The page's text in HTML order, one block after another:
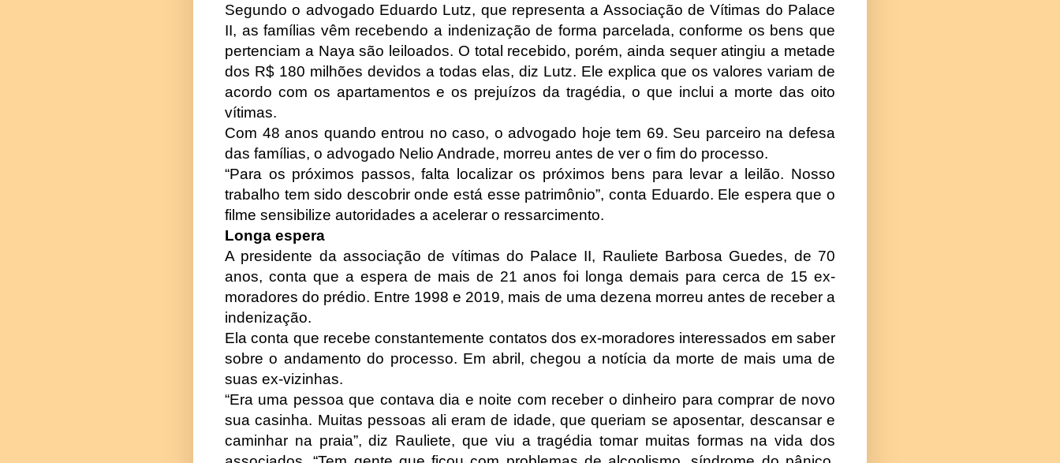
Segundo o advogado Eduardo Lutz, que representa a Associação de Vítimas do Palace
II, as famílias vêm recebendo a indenização de forma parcelada, conforme os bens que
pertenciam a Naya são leiloados. O total recebido, porém, ainda sequer atingiu a metade
dos R$ 180 milhões devidos a todas elas, diz Lutz. Ele explica que os valores variam de
acordo com os apartamentos e os prejuízos da tragédia, o que inclui a morte das oito
vítimas.
Com 48 anos quando entrou no caso, o advogado hoje tem 69. Seu parceiro na defesa
das famílias, o advogado Nelio Andrade, morreu antes de ver o fim do processo.
“Para os próximos passos, falta localizar os próximos bens para levar a leilão. Nosso
trabalho tem sido descobrir onde está esse patrimônio”, conta Eduardo. Ele espera que o
filme sensibilize autoridades a acelerar o ressarcimento.
Longa espera
A presidente da associação de vítimas do Palace II, Rauliete Barbosa Guedes, de 70
anos, conta que a espera de mais de 21 anos foi longa demais para cerca de 15 ex-
moradores do prédio. Entre 1998 e 2019, mais de uma dezena morreu antes de receber a
indenização.
Ela conta que recebe constantemente contatos dos ex-moradores interessados em saber
sobre o andamento do processo. Em abril, chegou a notícia da morte de mais uma de
suas ex-vizinhas.
“Era uma pessoa que contava dia e noite com receber o dinheiro para comprar de novo
sua casinha. Muitas pessoas ali eram de idade, que queriam se aposentar, descansar e
caminhar na praia”, diz Rauliete, que viu a tragédia tomar muitas formas na vida dos